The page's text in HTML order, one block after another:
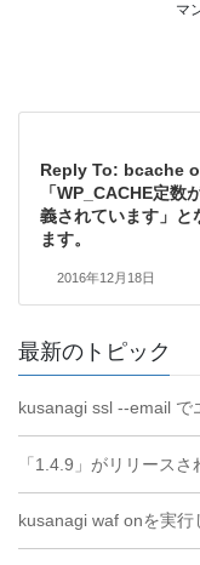
マ
Reply To: bcache
「WP_CACHE定数
義されています」と
ます。
2016年12月18日
最新のトピック
kusanagi ssl --email で
「1.4.9」がリリース
kusanagi waf onを実